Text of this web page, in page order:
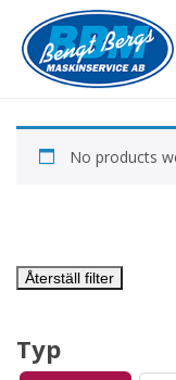
No products
Återställ filter
Typ